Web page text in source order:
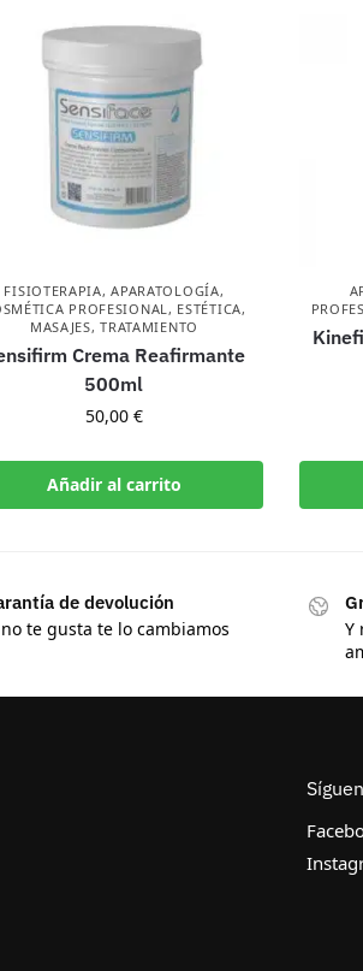
FISIOTERAPIA,APARATOLOGÍA,
PROFESIONAL, ESTÉTICA,
MASAJES,TRATAMIENTO
Crema Reafirmante
500ml
50,00 €
Añadir al carrito
de devolución
te gusta te lo cambiamos
Y